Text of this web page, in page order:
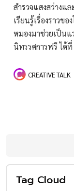
สำรวจแสงสว่างแ
เรียนรู้เรื่องราวขอ
หมองมาช่วยเป็นแ
นิทรรศการฟรี ได้
CREATIVE TALK
Tag Cloud